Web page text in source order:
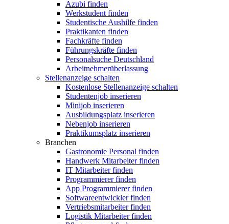
Azubi finden
Werkstudent finden
Studentische Aushilfe finden
Praktikanten finden
Fachkräfte finden
Führungskräfte finden
Personalsuche Deutschland
Arbeitnehmerüberlassung
Stellenanzeige schalten
Kostenlose Stellenanzeige schalten
Studentenjob inserieren
Minijob inserieren
Ausbildungsplatz inserieren
Nebenjob inserieren
Praktikumsplatz inserieren
Branchen
Gastronomie Personal finden
Handwerk Mitarbeiter finden
IT Mitarbeiter finden
Programmierer finden
App Programmierer finden
Softwareentwickler finden
Vertriebsmitarbeiter finden
Logistik Mitarbeiter finden